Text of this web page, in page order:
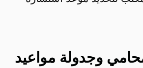
وجدولة مواعيد